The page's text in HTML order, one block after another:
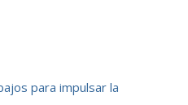
para impulsar la